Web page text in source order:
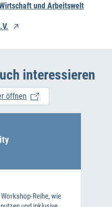
und Arbeitswelt
interessieren
öffnen
Reihe, wie